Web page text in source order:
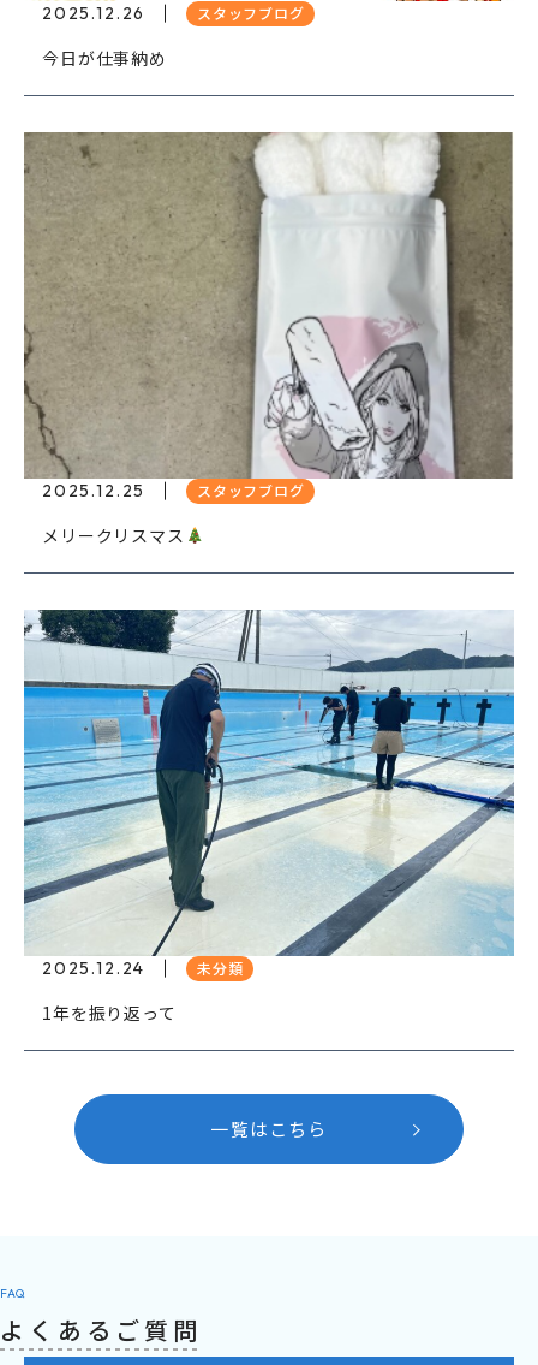
2025.12.26 スタッフブログ
今日が仕事納め
2025.12.25 スタッフブログ
メリークリスマス
2025.12.24 未分類
1年を振り返って
一覧はこちら
FAQ
よくあるご質問